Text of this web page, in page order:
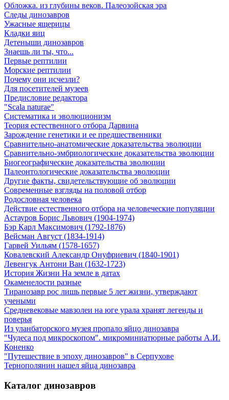
Обложка. из глубины веков. Палеозойская эра
Следы динозавров
Ужасные ящерицы
Кладки яиц
Детеныши динозавров
Знаешь ли ты, что...
Первые рептилии
Морские рептилии
Почему они исчезли?
Для посетителей музеев
Предисловие редактора
"Scala naturae"
Систематика и эволюционизм
Теория естественного отбора Дарвина
Зарождение генетики и ее предшественники
Сравнительно-анатомические доказательства эволюции
Сравнительно-эмбриологические доказательства эволюции
Биогеографические доказательства эволюции
Палеонтологические доказательства эволюции
Другие факты, свидетельствующие об эволюции
Современные взгляды на половой отбор
Родословная человека
Действие естественного отбора на человеческие популяции
Астауров Борис Львович (1904-1974)
Бэр Карл Максимович (1792-1876)
Вейсман Август (1834-1914)
Гарвей Уильям (1578-1657)
Ковалевский Александр Онуфриевич (1840-1901)
Левенгук Антони Ван (1632-1723)
История Жизни На земле в датах
Окаменелости разные
Тиранозавр рос лишь первые 5 лет жизни, утверждают
учеными
Средневековые мавзолеи на юге урала хранят легенды и
поверья
Из уланбаторского музея пропало яйцо динозавра
"Чудеса под микроскопом". микроминиатюрные работы А.И.
Коненко
"Путешествие в эпоху динозавров" в Серпухове
Тернополянин нашел яйца динозавра
Каталог динозавров